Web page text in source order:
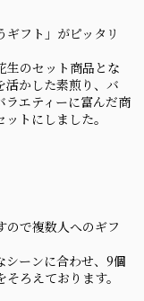
フト」がピッタリ
生のセット商品とな
活かした素煎り、バ
ラエティーに富んだ商
トにしました。
ので複数人へのギフ
シーンに合わせ、9個
ろえております。